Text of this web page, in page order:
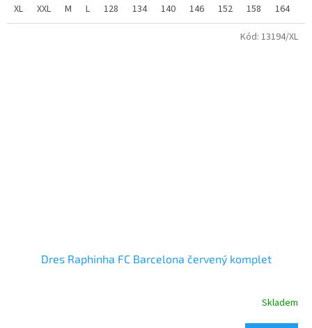
Vyroben z vysoce kvalitního, prodyšného materiálu, je dres Palmer
Chelsea ideální pro zápasy i každodenní nošení.
XL XXL M L 128 134 140 146 152 158 164
Dres Raphinha FC Barcelona červený komplet
Skladem
Kód: 13194/XL